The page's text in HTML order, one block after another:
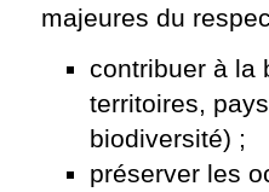
majeures du
contribuer à la
territoires,
biodiversité) ;
préserver les